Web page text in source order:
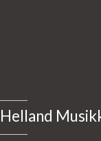
Helland